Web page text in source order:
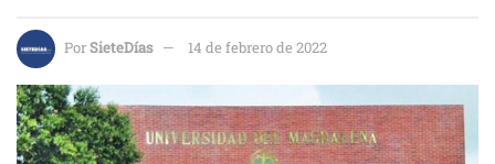
PorSieteDías 14 de febrero de 2022